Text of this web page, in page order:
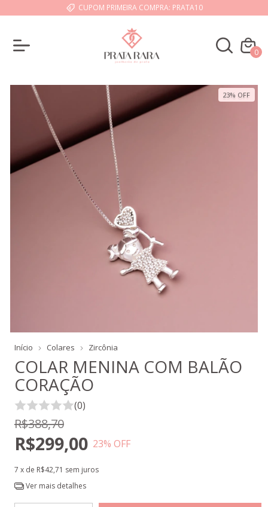
CUPOM PRIMEIRA COMPRA: PRATA10
0
23% OFF
Início Colares Zircônia
COLAR MENINA COM BALÃO
CORAÇÃO
(0)
R$388,70
R$299,00 23% OFF
7 x de R$42,71 sem juros
Ver mais detalhes